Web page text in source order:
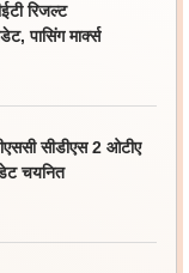
रिजल्ट
पासिंग मार्क्स
सीडीएस 2 ओटीए
चयनित